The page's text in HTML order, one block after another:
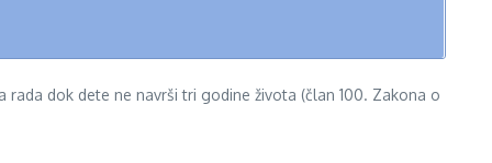
dok dete ne navrši tri godine života (član 100. Zakona o